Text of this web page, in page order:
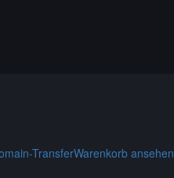
TransferWarenkorb ansehen